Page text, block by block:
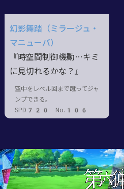
幻影舞踏（ミラージュ・
マニューバ）
『時空間制御機動…キミ
に見切れるかな？』
空中をレベル回まで蹴ってジャ
ンプできる。
SPD720 No.106